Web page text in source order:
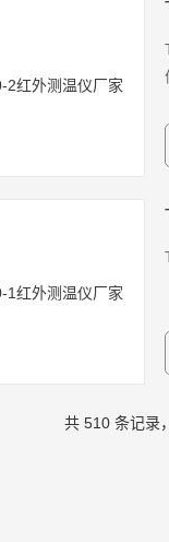
共 510 条记录